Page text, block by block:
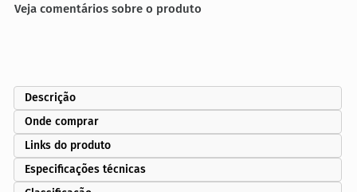
Veja comentários sobre o produto
Descrição
Onde comprar
Links do produto
Especificações técnicas